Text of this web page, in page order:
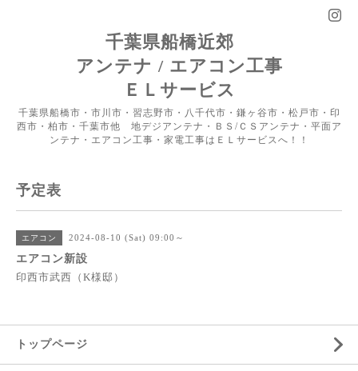
千葉県船橋近郊
アンテナ / エアコン工事
ＥＬサービス
千葉県船橋市・市川市・習志野市・八千代市・鎌ヶ谷市・松戸市・印
西市・柏市・千葉市他 地デジアンテナ・ＢＳ/ＣＳアンテナ・平面ア
ンテナ・エアコン工事・家電工事はＥＬサービスへ！！
予定表
エアコン 2024-08-10 (Sat) 09:00～
エアコン新設
印西市武西（K様邸）
トップページ